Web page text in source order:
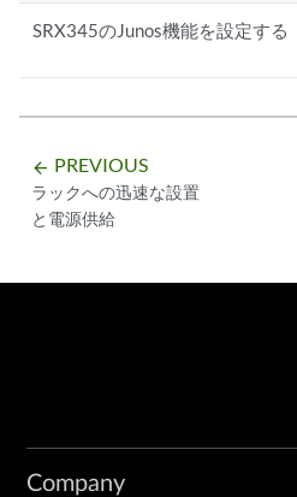
SRX345のJunos機能を設定する
arrow_backward PREVIOUS
ラックへの迅速な設置
と電源供給
Company